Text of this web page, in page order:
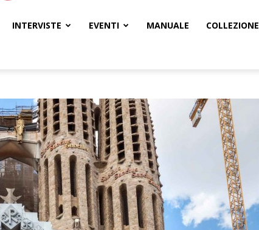
INTERVISTE EVENTI MANUALE COLLEZIONE